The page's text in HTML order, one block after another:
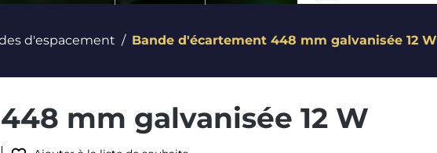
d'espacement Bande d'écartement 448 mm galvanisée 12 W
mm galvanisée 12 W